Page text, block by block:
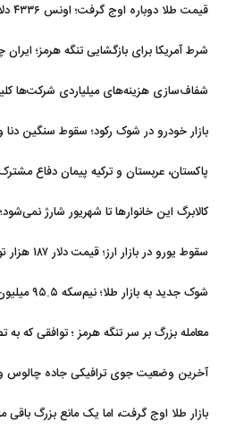
قیمت طلا دوباره اوج گرفت؛ اونس ۴۳۳۶ دلار شد
شرط آمریکا برای بازگشایی تنگه هرمز؛
شفاف‌سازی هزینه‌های میلیاردی شرکت‌ها
بازار خودرو در شوک رکود؛ سقوط سنگین دنا
پاکستان، عربستان و ترکیه پیمان دفاع
کالابرگ این خانوارها تا شهریور شارژ
سقوط یورو در بازار ارز؛ قیمت دلار ۱۸۷ هزار تومان شد
شوک جدید به بازار طلا؛ نیم‌سکه ۹۵.۵ میلیون شد+جدول
معامله بزرگ بر سر تنگه هرمز ؛ توافقی که
آخرین وضعیت جوی ترافیکی جاده چالوس
بازار طلا اوج گرفت، اما یک مانع بزرگ باقی